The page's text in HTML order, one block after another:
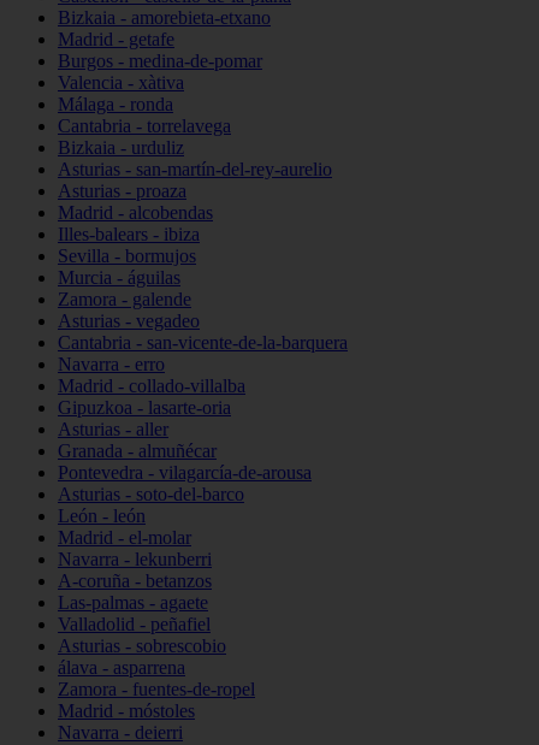
Bizkaia - amorebieta-etxano
Madrid - getafe
Burgos - medina-de-pomar
Valencia - xàtiva
Málaga - ronda
Cantabria - torrelavega
Bizkaia - urduliz
Asturias - san-martín-del-rey-aurelio
Asturias - proaza
Madrid - alcobendas
Illes-balears - ibiza
Sevilla - bormujos
Murcia - águilas
Zamora - galende
Asturias - vegadeo
Cantabria - san-vicente-de-la-barquera
Navarra - erro
Madrid - collado-villalba
Gipuzkoa - lasarte-oria
Asturias - aller
Granada - almuñécar
Pontevedra - vilagarcía-de-arousa
Asturias - soto-del-barco
León - león
Madrid - el-molar
Navarra - lekunberri
A-coruña - betanzos
Las-palmas - agaete
Valladolid - peñafiel
Asturias - sobrescobio
álava - asparrena
Zamora - fuentes-de-ropel
Madrid - móstoles
Navarra - deierri